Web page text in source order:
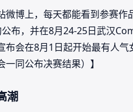
微博上，每天都能看到参赛
布，并在8月24-25日武汉
布会在8月1日起开始最有人
同公布决赛结果）】
潮